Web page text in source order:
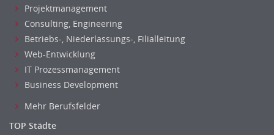
Raumgestaltung
Reiseverkehr, Touristik
Sicherheitsdienste, Schutzdienste
Automatisierungstechnik
Bauwesen
Elektrotechnik, Elektronik
Energie und Umwelttechnik
Entwicklung
Projektmanagement
Consulting, Engineering
Betriebs-, Niederlassungs-, Filialleitung
Web-Entwicklung
IT Prozessmanagement
Business Development
Mehr Berufsfelder
TOP Städte